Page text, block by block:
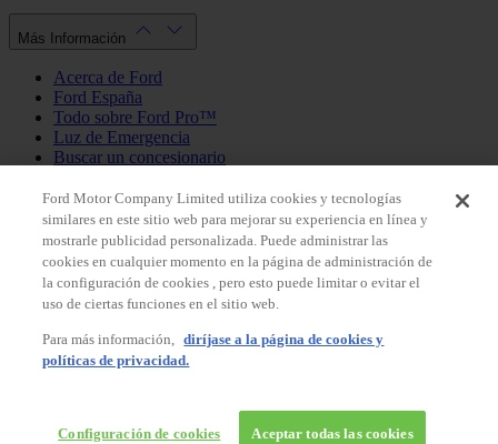
Más Información
Acerca de Ford
Ford España
Todo sobre Ford Pro™
Luz de Emergencia
Buscar un concesionario
Política de privacidad
Mi Cuenta
Iniciar sesión / Registrarse
Mis pedidos
País
Ford Motor Company Limited utiliza cookies y tecnologías
similares en este sitio web para mejorar su experiencia en línea y
mostrarle publicidad personalizada. Puede administrar las
cookies en cualquier momento en la página de administración de
la configuración de cookies , pero esto puede limitar o evitar el
uso de ciertas funciones en el sitio web.
Para más información, diríjase a la página de cookies y
políticas de privacidad.
Configuración de cookies Aceptar todas las cookies